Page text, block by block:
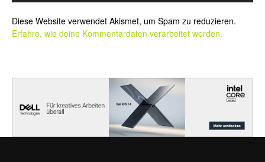
Diese Website verwendet Akismet, um Spam zu reduzieren.
Erfahre, wie deine Kommentardaten verarbeitet werden.